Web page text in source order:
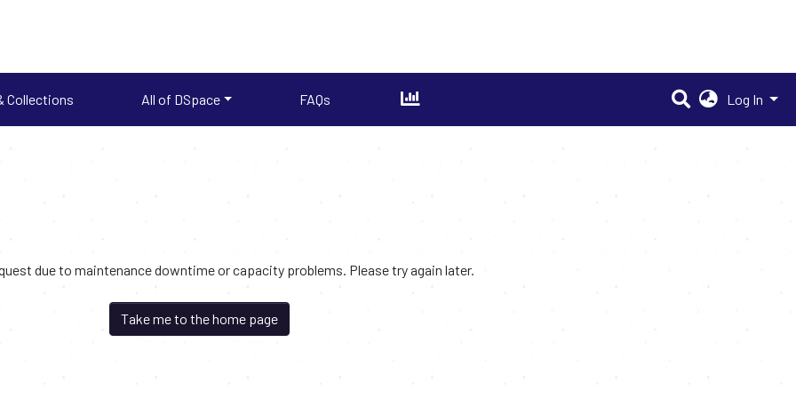
Collections All of DSpace FAQs Log In
due to maintenance downtime or capacity problems. Please try again later.
Take me to the home page